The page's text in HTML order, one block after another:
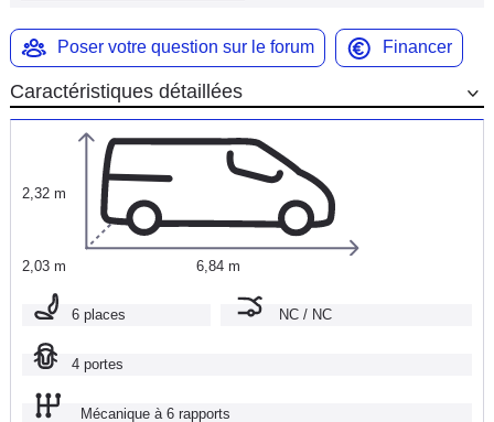
Marques
Poser votre question sur le forum Financer
Caractéristiques détaillées
2,32 m
2,03 m 6,84 m
6 places NC / NC
4 portes
Mécanique à 6 rapports